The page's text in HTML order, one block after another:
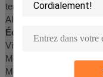
tension
Alignement central
Éolienne (un ensemble)
Vitesse d'enroulement
Moment fonctionnant
Moteur d'enroulement